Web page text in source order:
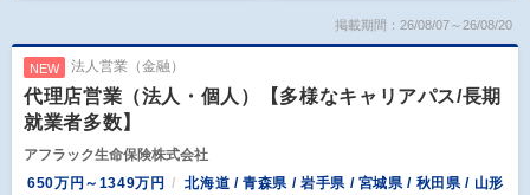
掲載期間：26/08/07～26/08/20
NEW 法人営業（金融）
代理店営業（法人・個人）【多様なキャリアパス/長期
就業者多数】
アフラック生命保険株式会社
650万円～1349万円
北海道 / 青森県 / 岩手県 / 宮城県 / 秋田県 / 山形